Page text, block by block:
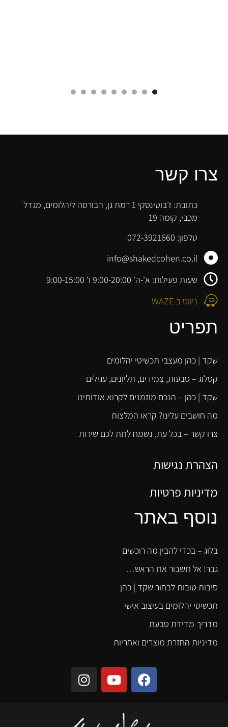
צרו קשר
כתובת: ז׳בוטינסקי 1 רמת גן, הבורסה ליהלומים, מגדל
מכבי, קומה 19
טלפון: 072-3921660
info@shakedcohen.co.il
שעות פעילות: א'-ה' 9:00-20:00 ו' 9:00-15:00
ניווט ב-WAZE
תפריט
שקד | כהן מעצבי תכשיטי יהלומים
קטלוג – טבעות, צמידים, תליונים, עגילים
שקד | כהן – הנכם מוזמנים לקרוא אודותינו
מה חושבים עלינו? קראו המלצות
צרו קשר – בכל עת, נשמח לתת לכם שירות
הצהרת נגישות
מדיניות פרטיות
נוסף באתר
בלוג – בכדי להבין מה רוכשים
גבר! אל תשבור את הראש…
סיבות טובות לבחור שקד | כהן
תכשיטי יהלומים בעיצוב אישי
מדריך מדידת טבעת
מדיניות החזרת מוצרים ואחריות